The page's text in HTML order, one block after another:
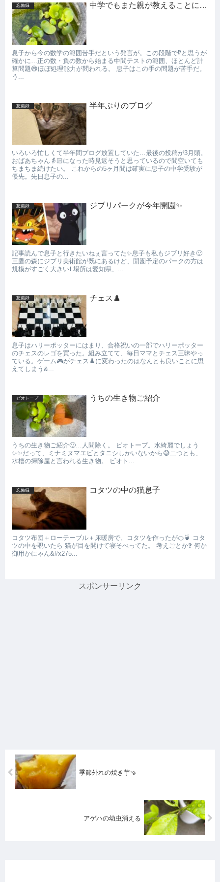
忘備録 中学でもまた親が教えることに…
息子から今の数学の範囲苦手だという発言が。この段階で⁉️と思うが
確かに…正の数・負の数から始まる中間テストの範囲、ほとんど計
算問題😅ほぼ処理能力が問われる。 息子はこの手の問題が苦手だ。
う...
忘備録 半年ぶりのブログ
いろいろ忙しくて半年間ブログ放置していた…最後の投稿が3月頭。
おばあちゃん👵🏻になった時見返そうと思っているので間空いても
ちまちま続けたい。 これからの5ヶ月間は確実に息子の中学受験が
優先。先日息子の...
忘備録 ジブリパークが今年開園✨
記事読んで息子と行きたいねぇ言ってた✨息子も私もジブリ好き🙂
三鷹の森にジブリ美術館が既にあるけど、開園予定のパークの方は
規模がすごく大きい❗️ 場所は愛知県、...
忘備録 チェス♟️
息子はハリーポッターにはまり、合格祝いの一部でハリーポッター
のチェスのレゴを買った。組み立てて、毎日ママとチェス三昧やっ
ている。ゲーム🎮がチェス♟️に変わったのはなんとも良いことに思
えてしまう&...
ビオトープ うちの生き物ご紹介
うちの生き物ご紹介🙂…人間除く。 ビオトープ。水綺麗でしょう
✨✨だって、ミナミヌマエビとタニシしかいないから😅二つとも、
水槽の掃除屋と言われる生き物。 ビオト...
忘備録 コタツの中の猫息子
コタツ布団＋ローテーブル＋床暖房で、コタツを作ったが🍊🍵 コタ
ツの中を覗いたら 猫が目を開けて寝そべってた。 考えごとか❓ 何か
御用かにゃん&#x275...
スポンサーリンク
季節外れの焼き芋🍠
アゲハの幼虫消える